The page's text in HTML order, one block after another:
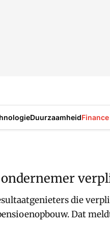
Duurzaamheid
die
Dat